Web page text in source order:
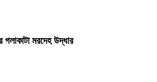
গলাকাটা মরদেহ উদ্ধার